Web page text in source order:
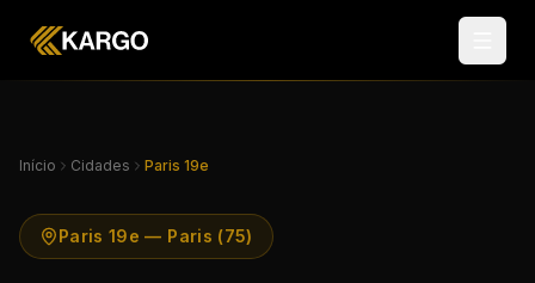
Início Cidades Paris 19e
Paris 19e — Paris (75)